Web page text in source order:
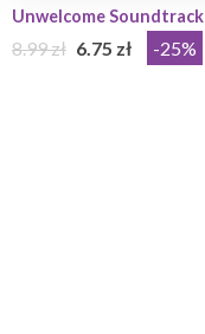
Unwelcome Soundtrack
8.99 zł 6.75 zł -25%